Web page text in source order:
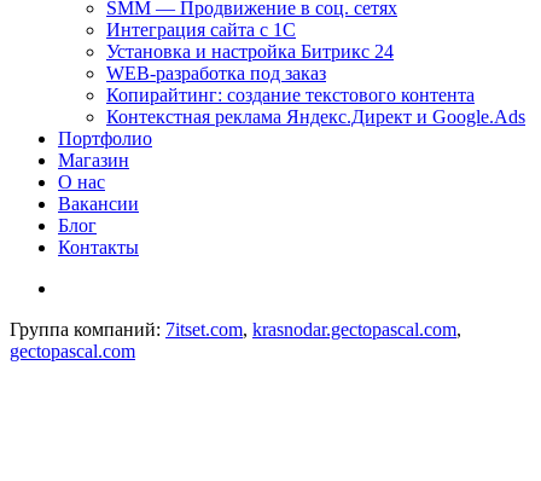
SMM — Продвижение в соц. сетях
Интеграция сайта с 1С
Установка и настройка Битрикс 24
WEB-разработка под заказ
Копирайтинг: создание текстового контента
Контекстная реклама Яндекс.Директ и Google.Ads
Портфолио
Магазин
О нас
Вакансии
Блог
Контакты
Группа компаний: 7itset.com, krasnodar.gectopascal.com,
gectopascal.com